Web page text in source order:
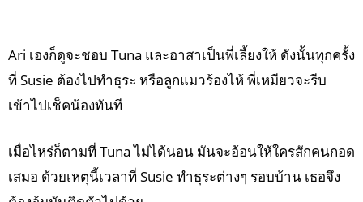
Ari เองก็ดูจะชอบ Tuna และอาสาเป็นพี่เลี้ยงให้ ดังนั้นทุกครั้ง
ที่ Susie ต้องไปทำธุระ หรือลูกแมวร้องไห้ พี่เหมียวจะรีบ
เข้าไปเช็คน้องทันที
เมื่อไหร่ก็ตามที่ Tuna ไม่ได้นอน มันจะอ้อนให้ใครสักคนกอด
เสมอ ด้วยเหตุนี้เวลาที่ Susie ทำธุระต่างๆ รอบบ้าน เธอจึง